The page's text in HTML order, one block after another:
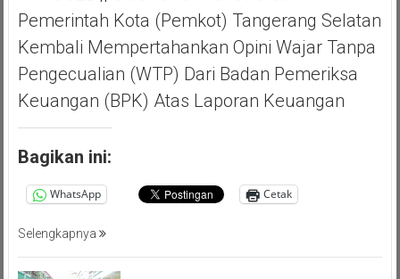
Pemerintah Kota (Pemkot) Tangerang Selatan
Kembali Mempertahankan Opini Wajar Tanpa
Pengecualian (WTP) Dari Badan Pemeriksa
Keuangan (BPK) Atas Laporan Keuangan
Bagikan ini:
WhatsApp Cetak
Selengkapnya